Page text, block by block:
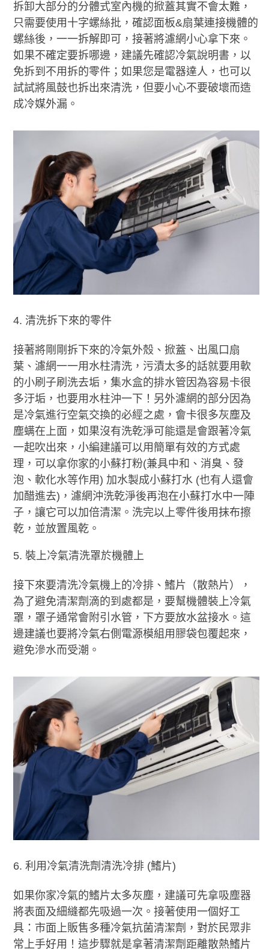
拆卸大部分的分體式室內機的掀蓋其實不會太難，
只需要使用十字螺絲批 ，確認面板&扇葉連接機體的
螺絲後，一一拆解即可，接著將濾網小心拿下來。
如果不確定要拆哪邊，建議先確認冷氣說明書，以
免拆到不用拆的零件；如果您是電器達人，也可以
試試將風鼓也拆出來清洗，但要小心不要破壞而造
成冷媒外漏。
清洗拆下來的零件
接著將剛剛拆下來的冷氣外殼、掀蓋、出風口扇
葉、濾網一一用水柱清洗，污漬太多的話就要用軟
的小刷子刷洗去垢，集水盒的排水管因為容易卡很
多汙垢，也要用水柱沖一下！另外濾網的部分因為
是冷氣進行空氣交換的必經之處，會卡很多灰塵及
塵螨在上面，如果沒有洗乾淨可能還是會跟著冷氣
一起吹出來，小編建議可以用簡單有效的方式處
理，可以拿你家的小蘇打粉(兼具中和、消臭、發
泡、軟化水等作用) 加水製成小蘇打水 (也有人還會
加醋進去)，濾網沖洗乾淨後再泡在小蘇打水中一陣
子，讓它可以加倍清潔。洗完以上零件後用抹布擦
乾，並放置風乾。
裝上冷氣清洗罩於機體上
接下來要清洗冷氣機上的冷排、鰭片（散熱片），
為了避免清潔劑滴的到處都是，要幫機體裝上冷氣
罩，罩子通常會附引水管，下方要放水盆接水。這
邊建議也要將冷氣右側電源模組用膠袋包覆起來，
避免滲水而受潮。
利用冷氣清洗劑清洗冷排 (鰭片)
如果你家冷氣的鰭片太多灰塵，建議可先拿吸塵器
將表面及細縫都先吸過一次。接著使用一個好工
具：市面上販售多種冷氣抗菌清潔劑，對於民眾非
常上手好用！這步驟就是拿著清潔劑距離散熱鰭片